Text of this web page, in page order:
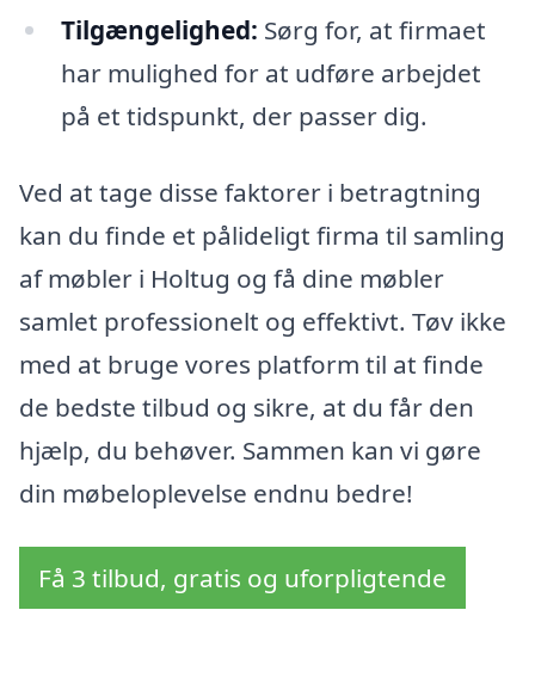
Tilgængelighed: Sørg for, at firmaet
har mulighed for at udføre arbejdet
på et tidspunkt, der passer dig.
Ved at tage disse faktorer i betragtning
kan du finde et pålideligt firma til samling
af møbler i Holtug og få dine møbler
samlet professionelt og effektivt. Tøv ikke
med at bruge vores platform til at finde
de bedste tilbud og sikre, at du får den
hjælp, du behøver. Sammen kan vi gøre
din møbeloplevelse endnu bedre!
Få 3 tilbud, gratis og uforpligtende